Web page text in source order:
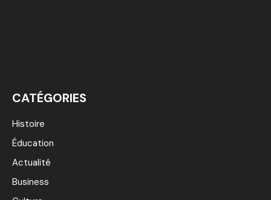
CATÉGORIES
Histoire
Éducation
Actualité
Business